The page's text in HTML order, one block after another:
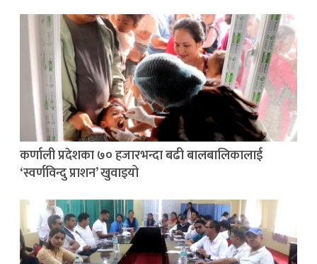
कर्णाली प्रदेशका ७० हजारभन्दा बढी बालबालिकालाई
‘स्वर्णविन्दु प्राशन’ खुवाइयो